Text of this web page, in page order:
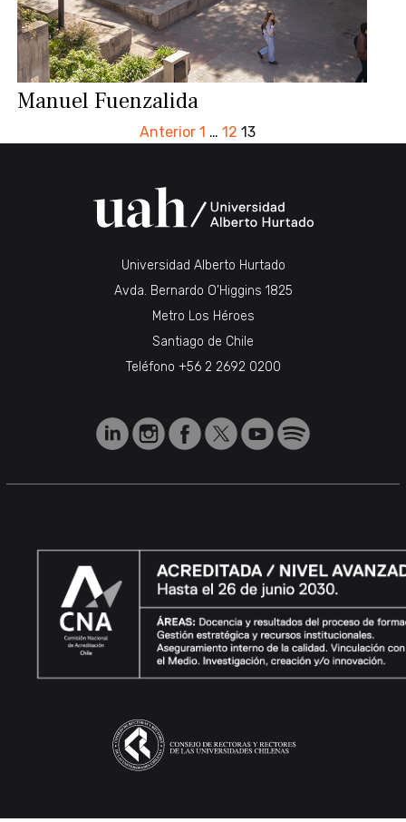
Manuel Fuenzalida
PAGINACIÓNAnterior 1 … 12 13
Universidad Alberto Hurtado
Avda. Bernardo O’Higgins 1825
Metro Los Héroes
Santiago de Chile
Teléfono +56 2 2692 0200